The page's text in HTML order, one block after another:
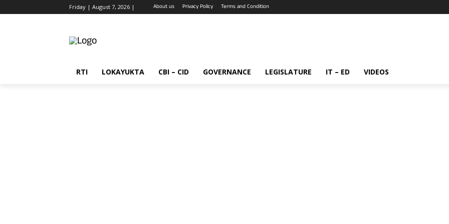
Friday | August 7, 2026 | About us Privacy Policy Terms and Condition
RTI LOKAYUKTA CBI – CID GOVERNANCE LEGISLATURE IT – ED VIDEOS